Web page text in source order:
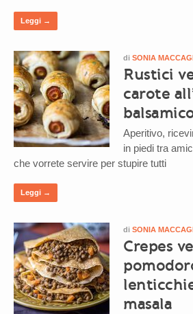
Leggi →
di SONIA
Rustici
carote
Aperitivo,
in piedi tra
che vorrete servire per stupire tutti
Leggi →
di SONIA
Crepes
masala